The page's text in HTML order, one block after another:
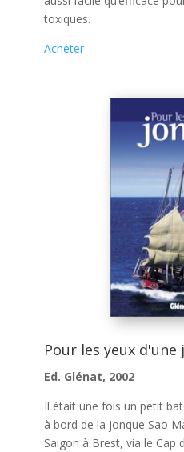
toxiques.
Acheter
Pour les yeux d'une
Ed. Glénat, 2002
Il était une fois un petit
à bord de la jonque Sao
Saigon à Brest, via le Cap